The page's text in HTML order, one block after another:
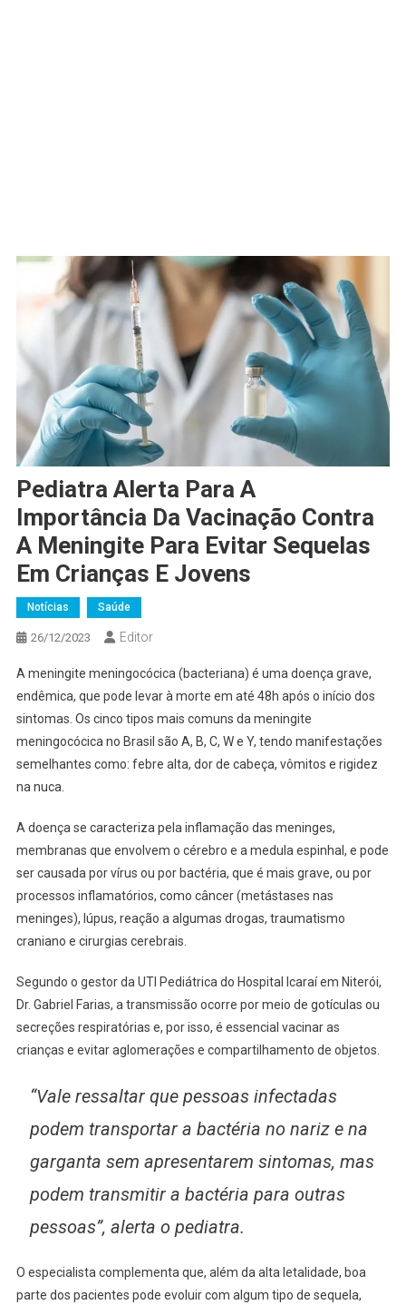
Pediatra Alerta Para A
Importância Da Vacinação Contra
A Meningite Para Evitar Sequelas
Em Crianças E Jovens
Notícias Saúde
26/12/2023 Editor
A meningite meningocócica (bacteriana) é uma doença grave,
endêmica, que pode levar à morte em até 48h após o início dos
sintomas. Os cinco tipos mais comuns da meningite
meningocócica no Brasil são A, B, C, W e Y, tendo manifestações
semelhantes como: febre alta, dor de cabeça, vômitos e rigidez
na nuca.
A doença se caracteriza pela inflamação das meninges,
membranas que envolvem o cérebro e a medula espinhal, e pode
ser causada por vírus ou por bactéria, que é mais grave, ou por
processos inflamatórios, como câncer (metástases nas
meninges), lúpus, reação a algumas drogas, traumatismo
craniano e cirurgias cerebrais.
Segundo o gestor da UTI Pediátrica do Hospital Icaraí em Niterói,
Dr. Gabriel Farias, a transmissão ocorre por meio de gotículas ou
secreções respiratórias e, por isso, é essencial vacinar as
crianças e evitar aglomerações e compartilhamento de objetos.
“Vale ressaltar que pessoas infectadas
podem transportar a bactéria no nariz e na
garganta sem apresentarem sintomas, mas
podem transmitir a bactéria para outras
pessoas”, alerta o pediatra.
O especialista complementa que, além da alta letalidade, boa
parte dos pacientes pode evoluir com algum tipo de sequela,